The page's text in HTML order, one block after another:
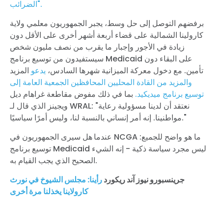
الضرائب".
برفضهم التوصل إلى حل وسط، يجبر الجمهوريون معلمي ولاية
كارولينا الشمالية على قضاء أربعة أشهر أخرى على الأقل دون
زيادة في الأجور وإجبار ما يقرب من نصف مليون شخص
سيستفيدون من توسيع برنامج Medicaid على البقاء دون
تأمين. مع دخول معركة الميزانية شهرها السادس، يدعو المزيد
والمزيد من القادة المحليين المحافظين الجمعية العامة إلى
توسيع برنامج ميديكيد. بما في ذلك مفوض مقاطعة غراهام ديل
ويجينز الذي قال لـ WRAL: "نعتقد أن لدينا مسؤولية رعاية
مواطنينا. إنه أمر إنساني بالنسبة لنا، وليس أمرًا سياسيًا."
عندماهل سيرى الجمهوريون في NCGA ما هو واضح للجميع:
توسيع برنامج Medicaid ليس مجرد سياسة ذكية - إنه الشيء
الصحيح الذي يجب القيام به.
جرينسبورو نيوز آند ريكوردرأينا: مجلس الشيوخ في نورث
كارولاينا يخذلنا مرة أخرى